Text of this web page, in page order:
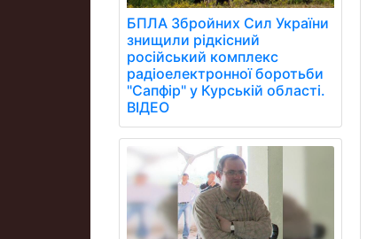
БПЛА Збройних Сил України
знищили рідкісний
російський комплекс
радіоелектронної боротьби
"Сапфір" у Курській області.
ВІДЕО